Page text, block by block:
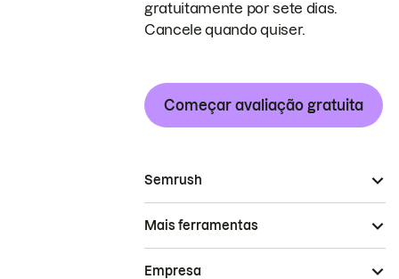
gratuitamente por sete dias.
Cancele quando quiser.
Começar avaliação gratuita
Semrush
Mais ferramentas
Empresa